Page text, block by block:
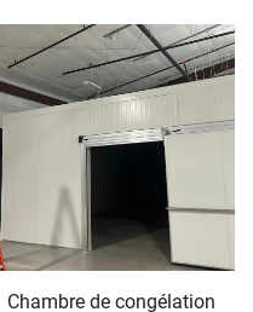
Chambre de congélation